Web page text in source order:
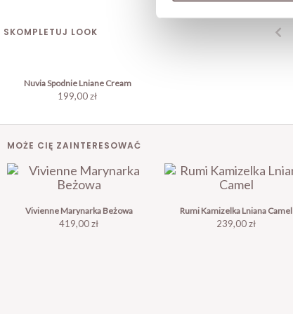
SKOMPLETUJ LOOK
Nuvia Spodnie Lniane Cream
199,00 zł
MOŻE CIĘ ZAINTERESOWAĆ
Vivienne Marynarka Beżowa
Cena
419,00 zł
Rumi Kamizelka Lniana Camel
Cena
239,00 zł